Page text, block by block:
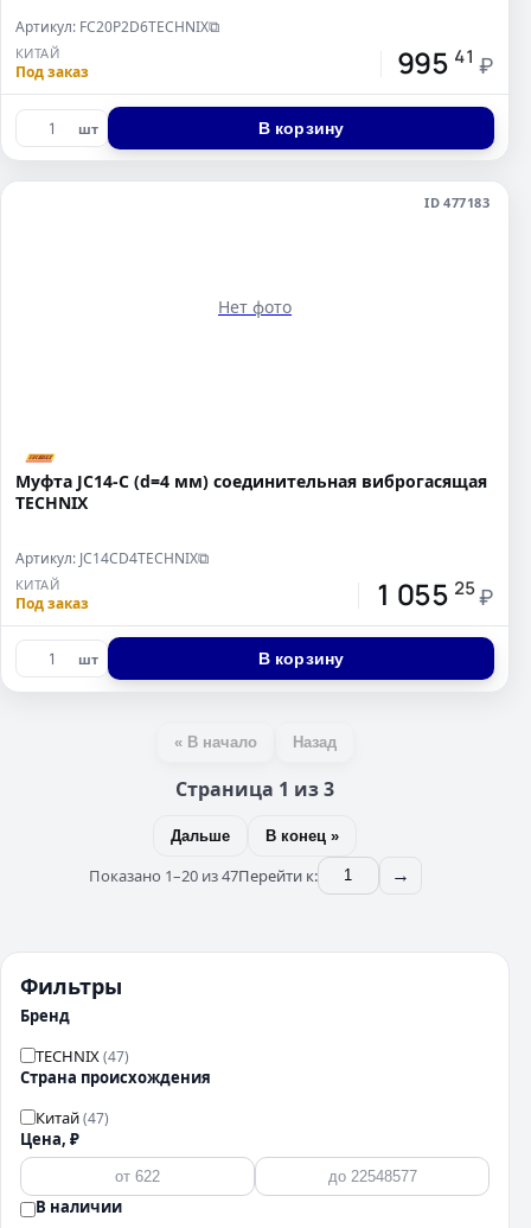
Фильтры
Бренд
TECHNIX(47)
Страна происхождения
Китай(47)
Цена, ₽
В наличии
Артикул: FC20P2D6TECHNIX⧉
КИТАЙ
Под заказ 995 41 ₽
шт В корзину
ID 477183
Нет фото
Муфта JC14-C (d=4 мм) соединительная виброгасящая
TECHNIX
Артикул: JC14CD4TECHNIX⧉
КИТАЙ
Под заказ 1 055 25 ₽
шт В корзину
« В начало Назад
Страница 1 из 3
Дальше В конец »
Показано 1–20 из 47Перейти к: →